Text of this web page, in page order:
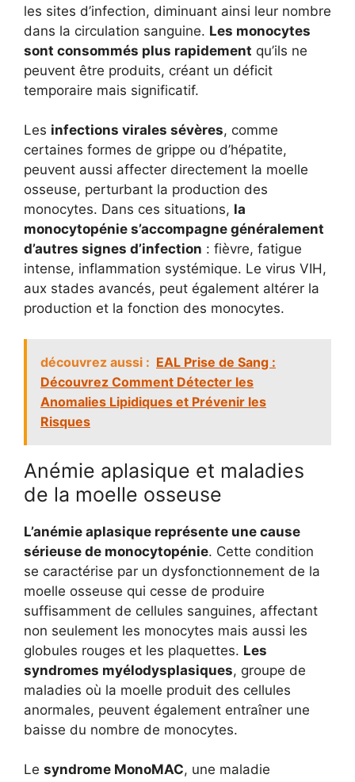
les sites d’infection, diminuant ainsi leur nombre
dans la circulation sanguine. Les monocytes
sont consommés plus rapidement qu’ils ne
peuvent être produits, créant un déficit
temporaire mais significatif.
Les infections virales sévères, comme
certaines formes de grippe ou d’hépatite,
peuvent aussi affecter directement la moelle
osseuse, perturbant la production des
monocytes. Dans ces situations, la
monocytopénie s’accompagne généralement
d’autres signes d’infection : fièvre, fatigue
intense, inflammation systémique. Le virus VIH,
aux stades avancés, peut également altérer la
production et la fonction des monocytes.
découvrez aussi : EAL Prise de Sang :
Découvrez Comment Détecter les
Anomalies Lipidiques et Prévenir les
Risques
Anémie aplasique et maladies
de la moelle osseuse
L’anémie aplasique représente une cause
sérieuse de monocytopénie. Cette condition
se caractérise par un dysfonctionnement de la
moelle osseuse qui cesse de produire
suffisamment de cellules sanguines, affectant
non seulement les monocytes mais aussi les
globules rouges et les plaquettes. Les
syndromes myélodysplasiques, groupe de
maladies où la moelle produit des cellules
anormales, peuvent également entraîner une
baisse du nombre de monocytes.
Le syndrome MonoMAC, une maladie